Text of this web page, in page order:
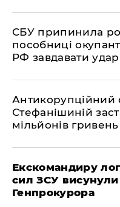
СБУ припинила
пособниці
РФ завдавати
Антикорупційний
Стефанішиній
мільйонів
Екскомандиру
сил ЗСУ висунули
Генпрокурора